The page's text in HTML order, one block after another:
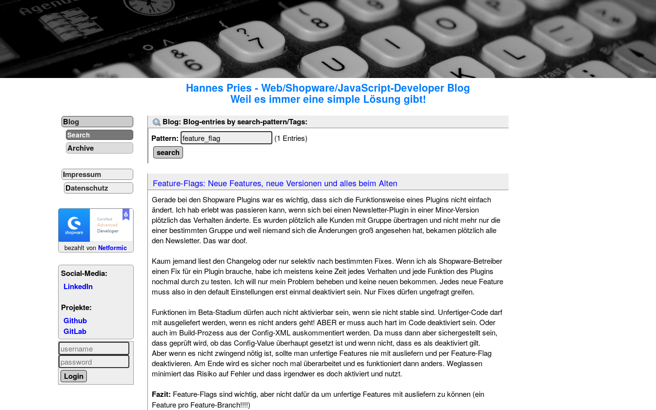
Hannes Pries - Web/Shopware/JavaScript-Developer Blog
Weil es immer eine simple Lösung gibt!
Blog
Search
Archive
Impressum
Datenschutz
bezahlt vonNetformic
Social-Media:
LinkedIn
Projekte:
Github
GitLab
Blog: Blog-entries by search-pattern/Tags:
Pattern:
(1 Entries)
Feature-Flags: Neue Features, neue Versionen und alles beim Alten
Gerade bei den Shopware Plugins war es wichtig, dass sich die Funktionsweise eines Plugins nicht einfach
ändert. Ich hab erlebt was passieren kann, wenn sich bei einen Newsletter-Plugin in einer Minor-Version
plötzlich das Verhalten änderte. Es wurden plötzlich alle Kunden mit Gruppe übertragen und nicht mehr nur die
einer bestimmten Gruppe und weil niemand sich die Änderungen groß angesehen hat, bekamen plötzlich alle
den Newsletter. Das war doof.
Kaum jemand liest den Changelog oder nur selektiv nach bestimmten Fixes. Wenn ich als Shopware-Betreiber
einen Fix für ein Plugin brauche, habe ich meistens keine Zeit jedes Verhalten und jede Funktion des Plugins
nochmal durch zu testen. Ich will nur mein Problem beheben und keine neuen bekommen. Jedes neue Feature
muss also in den default Einstellungen erst einmal deaktiviert sein. Nur Fixes dürfen ungefragt greifen.
Funktionen im Beta-Stadium dürfen auch nicht aktivierbar sein, wenn sie nicht stable sind. Unfertiger-Code darf
mit ausgeliefert werden, wenn es nicht anders geht! ABER er muss auch hart im Code deaktiviert sein. Oder
auch im Build-Prozess aus der Config-XML auskommentiert werden. Da muss dann aber sichergestellt sein,
dass geprüft wird, ob das Config-Value überhaupt gesetzt ist und wenn nicht, dass es als deaktiviert gilt.
Aber wenn es nicht zwingend nötig ist, sollte man unfertige Features nie mit ausliefern und per Feature-Flag
deaktivieren. Am Ende wird es sicher noch mal überarbeitet und es funktioniert dann anders. Weglassen
minimiert das Risiko auf Fehler und dass irgendwer es doch aktiviert und nutzt.
Fazit: Feature-Flags sind wichtig, aber nicht dafür da um unfertige Features mit ausliefern zu können (ein
Feature pro Feature-Branch!!!!)